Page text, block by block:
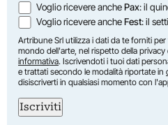
Voglio ricevere anchePax: il
Voglio ricevere ancheFest: il
Artribune Srl utilizza i dati da te forniti
mondo dell'arte, nel rispetto della privacy
informativa. Iscrivendoti i tuoi dati
e trattati secondo le modalità riportate in
disiscriverti in qualsiasi momento con
Iscriviti